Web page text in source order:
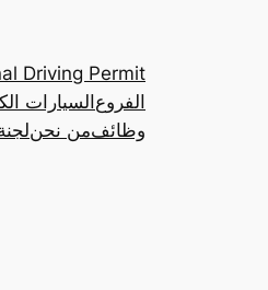
Driving Permit
السيارات الفروع
من نحنوظائف